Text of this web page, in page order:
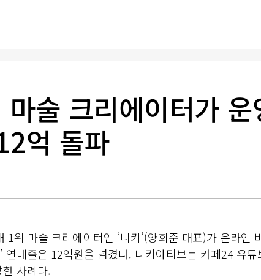
술 크리에이터가 운
억 돌파
1위 마술 크리에이터인 ‘니키’(양희준 대표)가 온라
’ 연매출은 12억원을 넘겼다. 니키아티브는 카페24 유
사례다.